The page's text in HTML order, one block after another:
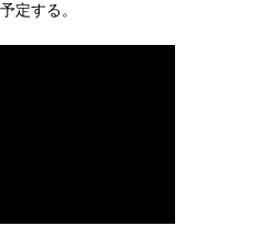
定する。